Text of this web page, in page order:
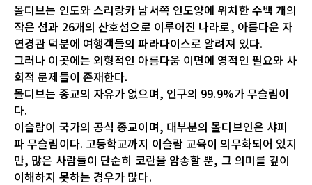
몰디브는 인도와 스리랑카 남서쪽 인도양에 위치한 수백 개의
작은 섬과 26개의 산호섬으로 이루어진 나라로, 아름다운 자
연경관 덕분에 여행객들의 파라다이스로 알려져 있다.
그러나 이곳에는 외형적인 아름다움 이면에 영적인 필요와 사
회적 문제들이 존재한다.
몰디브는 종교의 자유가 없으며, 인구의 99.9%가 무슬림이
다.
이슬람이 국가의 공식 종교이며, 대부분의 몰디브인은 샤피
파 무슬림이다. 고등학교까지 이슬람 교육이 의무화되어 있지
만, 많은 사람들이 단순히 코란을 암송할 뿐, 그 의미를 깊이
이해하지 못하는 경우가 많다.